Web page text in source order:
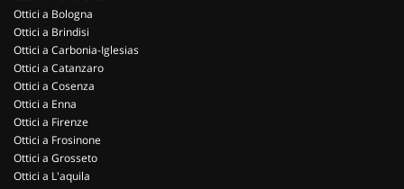
Ottici a Bologna
Ottici a Brindisi
Ottici a Carbonia-Iglesias
Ottici a Catanzaro
Ottici a Cosenza
Ottici a Enna
Ottici a Firenze
Ottici a Frosinone
Ottici a Grosseto
Ottici a L'aquila